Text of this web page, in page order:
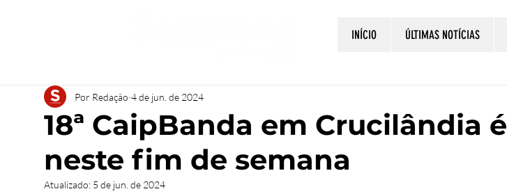
INÍCIO ÚLTIMAS NOTÍCIAS
18ª CaipBanda em Crucilândia é
neste fim de semana
Por Redação 4 de jun. de 2024
Atualizado: 5 de jun. de 2024